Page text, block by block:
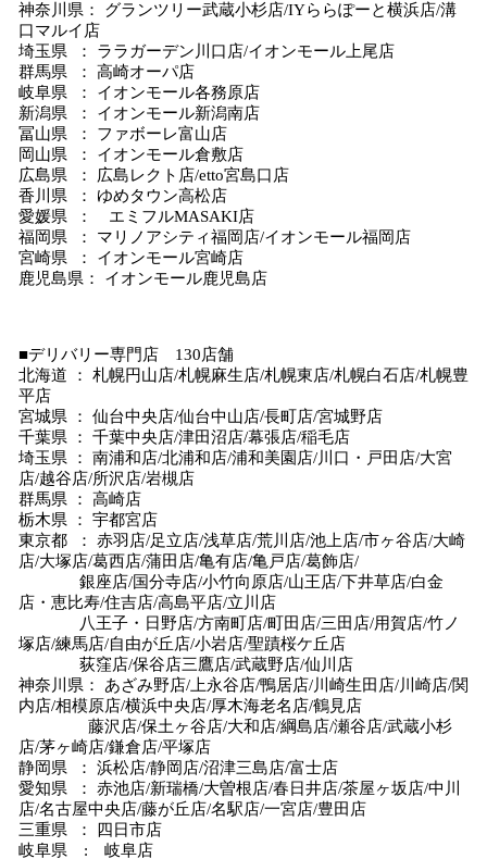
神奈川県： グランツリー武蔵小杉店/IYららぽーと横浜店/溝
口マルイ店
埼玉県 ： ララガーデン川口店/イオンモール上尾店
群馬県 ： 高崎オーパ店
岐阜県 ： イオンモール各務原店
新潟県 ： イオンモール新潟南店
冨山県 ： ファボーレ富山店
岡山県 ： イオンモール倉敷店
広島県 ： 広島レクト店/etto宮島口店
香川県 ： ゆめタウン高松店
愛媛県 ： エミフルMASAKI店
福岡県 ： マリノアシティ福岡店/イオンモール福岡店
宮崎県 ： イオンモール宮崎店
鹿児島県： イオンモール鹿児島店
■デリバリー専門店 130店舗
北海道 ： 札幌円山店/札幌麻生店/札幌東店/札幌白石店/札幌豊
平店
宮城県 ： 仙台中央店/仙台中山店/長町店/宮城野店
千葉県 ： 千葉中央店/津田沼店/幕張店/稲毛店
埼玉県 ： 南浦和店/北浦和店/浦和美園店/川口・戸田店/大宮
店/越谷店/所沢店/岩槻店
群馬県 ： 高崎店
栃木県 ： 宇都宮店
東京都 ： 赤羽店/足立店/浅草店/荒川店/池上店/市ヶ谷店/大崎
店/大塚店/葛西店/蒲田店/亀有店/亀戸店/葛飾店/
銀座店/国分寺店/小竹向原店/山王店/下井草店/白金
店・恵比寿/住吉店/高島平店/立川店
八王子・日野店/方南町店/町田店/三田店/用賀店/竹ノ
塚店/練馬店/自由が丘店/小岩店/聖蹟桜ケ丘店
荻窪店/保谷店三鷹店/武蔵野店/仙川店
神奈川県： あざみ野店/上永谷店/鴨居店/川崎生田店/川崎店/関
内店/相模原店/横浜中央店/厚木海老名店/鶴見店
藤沢店/保土ヶ谷店/大和店/綱島店/瀬谷店/武蔵小杉
店/茅ヶ崎店/鎌倉店/平塚店
静岡県 ： 浜松店/静岡店/沼津三島店/富士店
愛知県 ： 赤池店/新瑞橋/大曽根店/春日井店/茶屋ヶ坂店/中川
店/名古屋中央店/藤が丘店/名駅店/一宮店/豊田店
三重県 ： 四日市店
岐阜県 : 岐阜店